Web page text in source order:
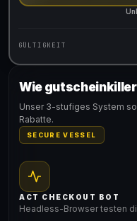
GÜLTIGKEIT
Gültig für teilnehmende
Wie
Unser 3-stufiges System
Rabatte.
SECURE VESSEL
ACT CHECKOUT BOT
Headless-Browser testen